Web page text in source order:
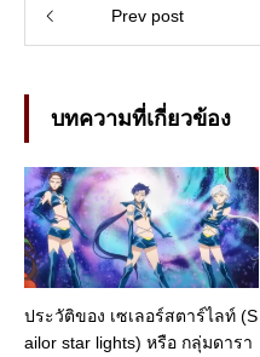
Prev post
บทความที่เกี่ยวข้อง
ประวัติของ เซเลอร์สตาร์ไลท์ (S
ailor star lights) หรือ กลุ่มดารา